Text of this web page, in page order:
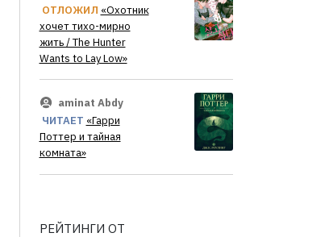
ОТЛОЖИЛ «Охотник
хочет тихо-мирно
жить / The Hunter
Wants to Lay Low»
aminat Abdy
ЧИТАЕТ «Гарри
Поттер и тайная
комната»
РЕЙТИНГИ ОТ